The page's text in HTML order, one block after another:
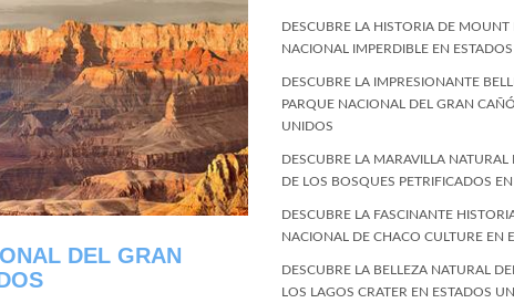
DEL GRAN
DESCUBRE LA HISTORIA DE
NACIONAL IMPERDIBLE EN
DESCUBRE LA IMPRESIONANTE
PARQUE NACIONAL DEL GRAN
UNIDOS
DESCUBRE LA MARAVILLA NATURAL
DE LOS BOSQUES PETRIFICADOS
DESCUBRE LA FASCINANTE
NACIONAL DE CHACO CULTURE EN
DESCUBRE LA BELLEZA NATURAL
LOS LAGOS CRATER EN ESTADOS